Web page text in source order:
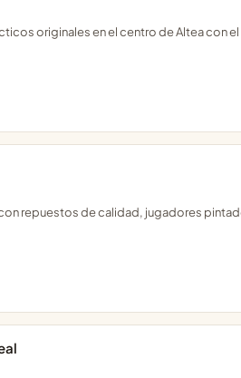
originales en el centro de Altea con
repuestos de calidad, jugadores